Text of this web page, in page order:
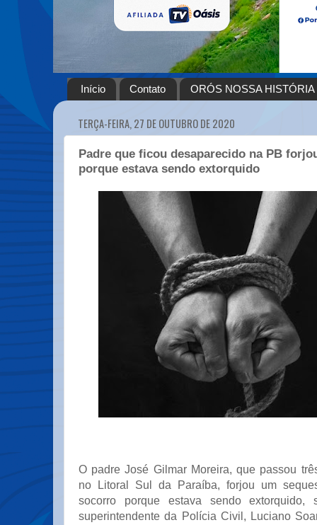
Início Contato ORÓS NOSSA HISTÓRIA
TERÇA-FEIRA, 27 DE OUTUBRO DE 2020
Padre que ficou desaparecido na PB
porque estava sendo extorquido
O padre José Gilmar Moreira, que passou
no Litoral Sul da Paraíba, forjou um
socorro porque estava sendo extorquido,
superintendente da Polícia Civil, Luciano